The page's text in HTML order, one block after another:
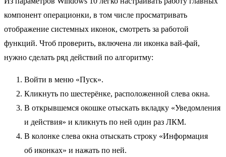
компонент операционки, в том числе просматривать
отображение системных иконок, смотреть за работой
функций. Чтоб проверить, включена ли иконка вай-фай,
нужно сделать ряд действий по алгоритму:
Войти в меню «Пуск».
Кликнуть по шестерёнке, расположенной слева окна.
В открывшемся окошке отыскать вкладку «Уведомления
и действия» и кликнуть по ней один раз ЛКМ.
В колонке слева окна отыскать строку «Информация
об иконках» и нажать по ней.